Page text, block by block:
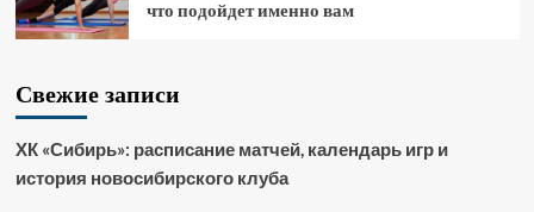
что подойдет именно вам
Свежие записи
ХК «Сибирь»: расписание матчей, календарь игр и
история новосибирского клуба